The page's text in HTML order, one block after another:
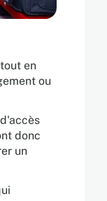
en
ou
donc
un